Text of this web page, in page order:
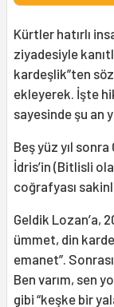
Kürtler hatırlı
ziyadesiyle
kardeşlik”ten
ekleyerek. İşte
sayesinde şu an
Beş yüz yıl sonra
İdris’in (Bitlisli
coğrafyası
Geldik Lozan’a,
ümmet, din
emanet”.
Ben varım, sen
gibi “keşke bir